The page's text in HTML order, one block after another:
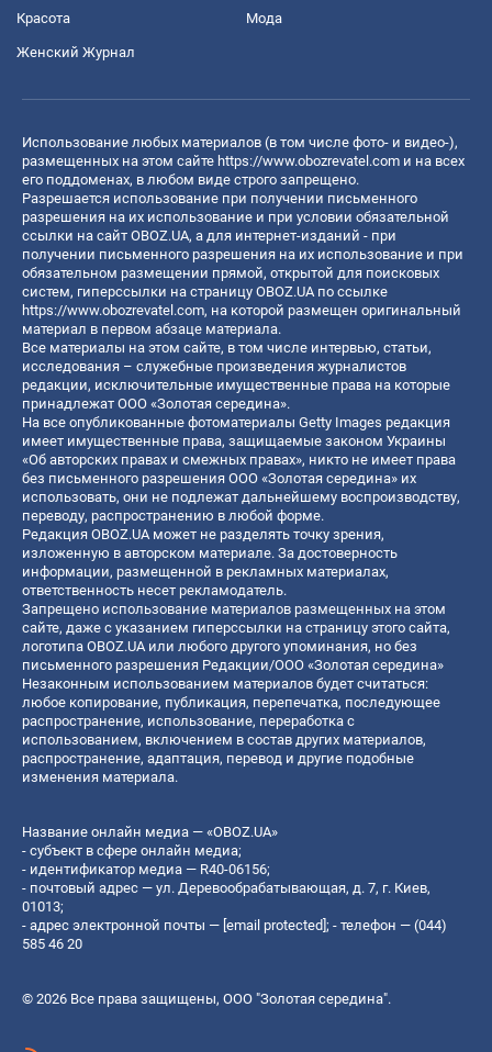
Красота Мода
Женский Журнал
Использование любых материалов (в том числе фото- и видео-),
размещенных на этом сайте https://www.obozrevatel.com и на всех
его поддоменах, в любом виде строго запрещено.
Разрешается использование при получении письменного
разрешения на их использование и при условии обязательной
ссылки на сайт OBOZ.UA, а для интернет-изданий - при
получении письменного разрешения на их использование и при
обязательном размещении прямой, открытой для поисковых
систем, гиперссылки на страницу OBOZ.UA по ссылке
https://www.obozrevatel.com, на которой размещен оригинальный
материал в первом абзаце материала.
Все материалы на этом сайте, в том числе интервью, статьи,
исследования – служебные произведения журналистов
редакции, исключительные имущественные права на которые
принадлежат ООО «Золотая середина».
На все опубликованные фотоматериалы Getty Images редакция
имеет имущественные права, защищаемые законом Украины
«Об авторских правах и смежных правах», никто не имеет права
без письменного разрешения ООО «Золотая середина» их
использовать, они не подлежат дальнейшему воспроизводству,
переводу, распространению в любой форме.
Редакция OBOZ.UA может не разделять точку зрения,
изложенную в авторском материале. За достоверность
информации, размещенной в рекламных материалах,
ответственность несет рекламодатель.
Запрещено использование материалов размещенных на этом
сайте, даже с указанием гиперссылки на страницу этого сайта,
логотипа OBOZ.UA или любого другого упоминания, но без
письменного разрешения Редакции/ООО «Золотая середина»
Незаконным использованием материалов будет считаться:
любое копирование, публикация, перепечатка, последующее
распространение, использование, переработка с
использованием, включением в состав других материалов,
распространение, адаптация, перевод и другие подобные
изменения материала.
Название онлайн медиа — «OBOZ.UA»
- субъект в сфере онлайн медиа;
- идентификатор медиа — R40-06156;
- почтовый адрес — ул. Деревообрабатывающая, д. 7, г. Киев,
01013;
- адрес электронной почты — [email protected] ; - телефон — (044)
585 46 20
© 2026 Все права защищены, ООО "Золотая середина".